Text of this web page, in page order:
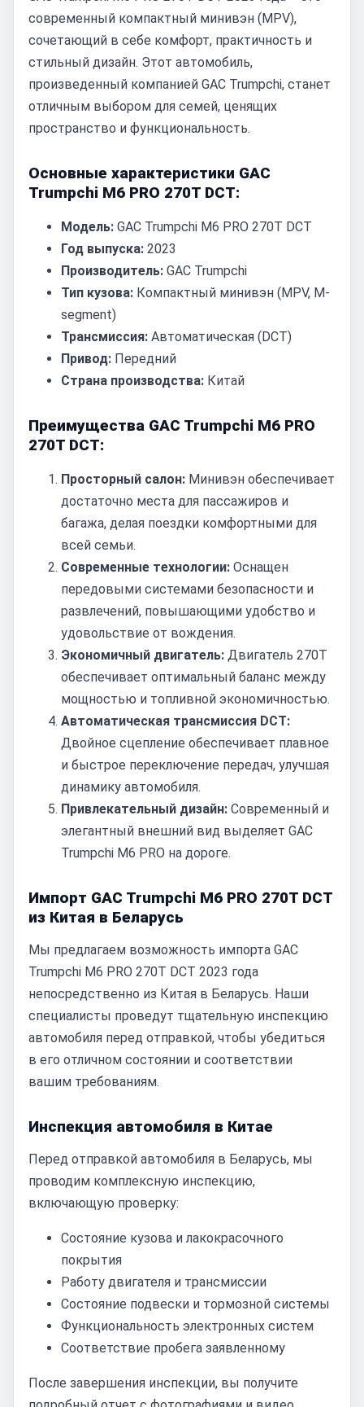
современный компактный минивэн (MPV),
сочетающий в себе комфорт, практичность и
стильный дизайн. Этот автомобиль,
произведенный компанией GAC Trumpchi, станет
отличным выбором для семей, ценящих
пространство и функциональность.
Основные характеристики GAC
Trumpchi M6 PRO 270T DCT:
Модель: GAC Trumpchi M6 PRO 270T DCT
Год выпуска: 2023
Производитель: GAC Trumpchi
Тип кузова: Компактный минивэн (MPV, M-
segment)
Трансмиссия: Автоматическая (DCT)
Привод: Передний
Страна производства: Китай
Преимущества GAC Trumpchi M6 PRO
270T DCT:
Просторный салон: Минивэн обеспечивает
достаточно места для пассажиров и
багажа, делая поездки комфортными для
всей семьи.
Современные технологии: Оснащен
передовыми системами безопасности и
развлечений, повышающими удобство и
удовольствие от вождения.
Экономичный двигатель: Двигатель 270T
обеспечивает оптимальный баланс между
мощностью и топливной экономичностью.
Автоматическая трансмиссия DCT:
Двойное сцепление обеспечивает плавное
и быстрое переключение передач, улучшая
динамику автомобиля.
Привлекательный дизайн: Современный и
элегантный внешний вид выделяет GAC
Trumpchi M6 PRO на дороге.
Импорт GAC Trumpchi M6 PRO 270T DCT
из Китая в Беларусь
Мы предлагаем возможность импорта GAC
Trumpchi M6 PRO 270T DCT 2023 года
непосредственно из Китая в Беларусь. Наши
специалисты проведут тщательную инспекцию
автомобиля перед отправкой, чтобы убедиться
в его отличном состоянии и соответствии
вашим требованиям.
Инспекция автомобиля в Китае
Перед отправкой автомобиля в Беларусь, мы
проводим комплексную инспекцию,
включающую проверку:
Состояние кузова и лакокрасочного
покрытия
Работу двигателя и трансмиссии
Состояние подвески и тормозной системы
Функциональность электронных систем
Соответствие пробега заявленному
После завершения инспекции, вы получите